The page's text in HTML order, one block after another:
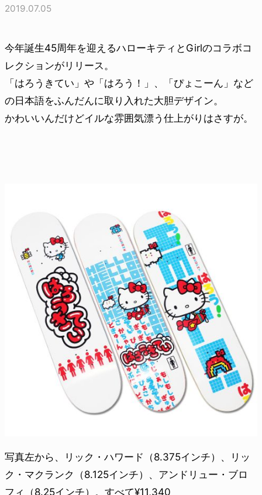
2019.07.05
今年誕生45周年を迎えるハローキティとGirlのコラボコ
レクションがリリース。
「はろうきてい」や「はろう！」、「ぴょこーん」など
の日本語をふんだんに取り入れた大胆デザイン。
かわいいんだけどイルな雰囲気漂う仕上がりはさすが。
写真左から、リック・ハワード（8.375インチ）、リッ
ク・マクランク（8.125インチ）、アンドリュー・ブロ
フィ（8.25インチ）。すべて¥11,340